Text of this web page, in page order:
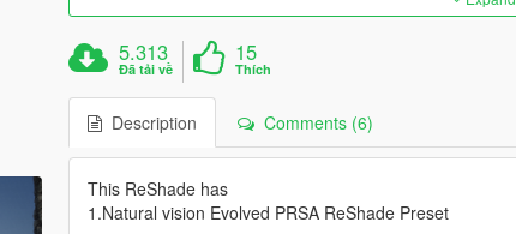
5.313
Đã tải về
15
Thích
Description Comments (6)
This ReShade has
1.Natural vision Evolved PRSA ReShade Preset